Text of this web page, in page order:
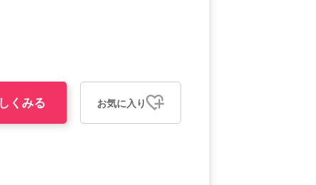
くみる お気に入り